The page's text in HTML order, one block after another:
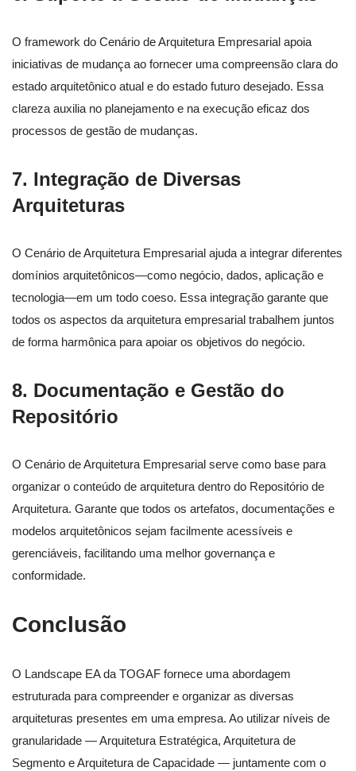
O framework do Cenário de Arquitetura Empresarial apoia
iniciativas de mudança ao fornecer uma compreensão clara do
estado arquitetônico atual e do estado futuro desejado. Essa
clareza auxilia no planejamento e na execução eficaz dos
processos de gestão de mudanças.
7. Integração de Diversas
Arquiteturas
O Cenário de Arquitetura Empresarial ajuda a integrar diferentes
domínios arquitetônicos—como negócio, dados, aplicação e
tecnologia—em um todo coeso. Essa integração garante que
todos os aspectos da arquitetura empresarial trabalhem juntos
de forma harmônica para apoiar os objetivos do negócio.
8. Documentação e Gestão do
Repositório
O Cenário de Arquitetura Empresarial serve como base para
organizar o conteúdo de arquitetura dentro do Repositório de
Arquitetura. Garante que todos os artefatos, documentações e
modelos arquitetônicos sejam facilmente acessíveis e
gerenciáveis, facilitando uma melhor governança e
conformidade.
Conclusão
O Landscape EA da TOGAF fornece uma abordagem
estruturada para compreender e organizar as diversas
arquiteturas presentes em uma empresa. Ao utilizar níveis de
granularidade — Arquitetura Estratégica, Arquitetura de
Segmento e Arquitetura de Capacidade — juntamente com o